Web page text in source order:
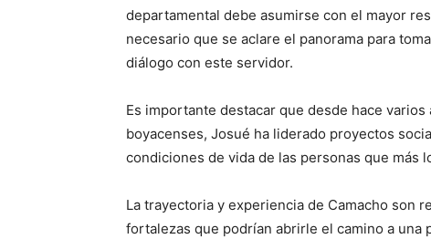
departamental debe asumirse con el mayor
necesario que se aclare el panorama para
diálogo con este servidor.
Es importante destacar que desde hace
boyacenses, Josué ha liderado proyectos
condiciones de vida de las personas que más
La trayectoria y experiencia de Camacho son
fortalezas que podrían abrirle el camino a una